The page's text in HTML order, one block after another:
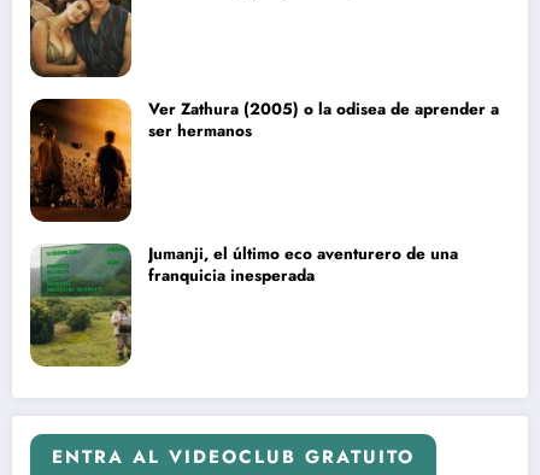
Ver Zathura (2005) o la odisea de aprender a
ser hermanos
Jumanji, el último eco aventurero de una
franquicia inesperada
ENTRA AL VIDEOCLUB GRATUITO